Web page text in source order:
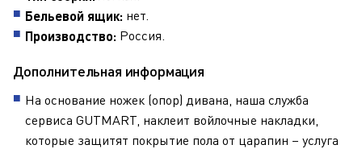
Бельевой ящик: нет.
Производство: Россия.
Дополнительная информация
На основание ножек (опор) дивана, наша служба
сервиса GUTMART, наклеит войлочные накладки,
которые защитят покрытие пола от царапин – услуга